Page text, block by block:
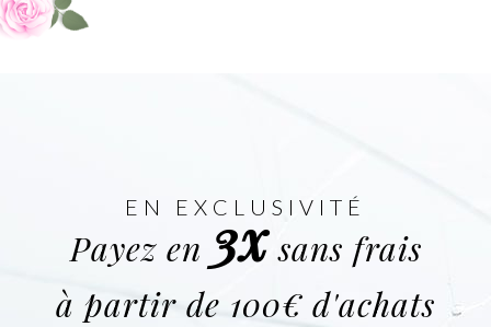
EN EXCLUSIVITÉ
Payez en 3xsans frais
à partir de 100€ d'achats